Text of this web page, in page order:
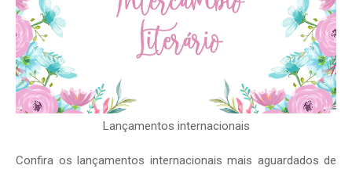
Lançamentos internacionais
Confira os lançamentos internacionais mais aguardados de